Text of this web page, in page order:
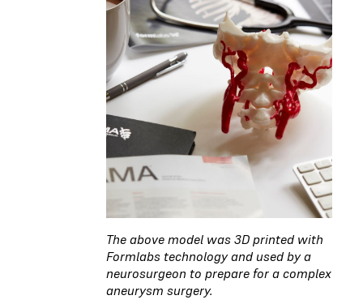
The above model was 3D printed with
Formlabs technology and used by a
neurosurgeon to prepare for a complex
aneurysm surgery.